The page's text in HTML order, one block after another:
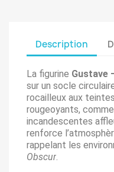
Description
La figurine Gustave
sur un socle
rocailleux aux
rougeoyants,
incandescentes
renforce
rappelant les
Obscur.